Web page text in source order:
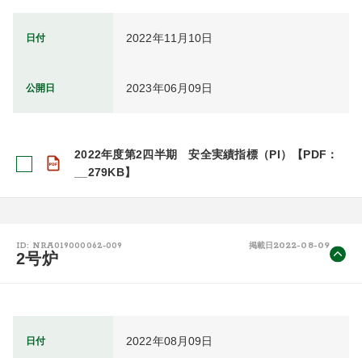
日付 2022年11月10日
公開日 2023年06月09日
2022年度第2四半期 安全実績指標（PI）【PDF：
__279KB】
ID: NRA019000062-009 掲載日 2022-08-09
2号炉
日付 2022年08月09日